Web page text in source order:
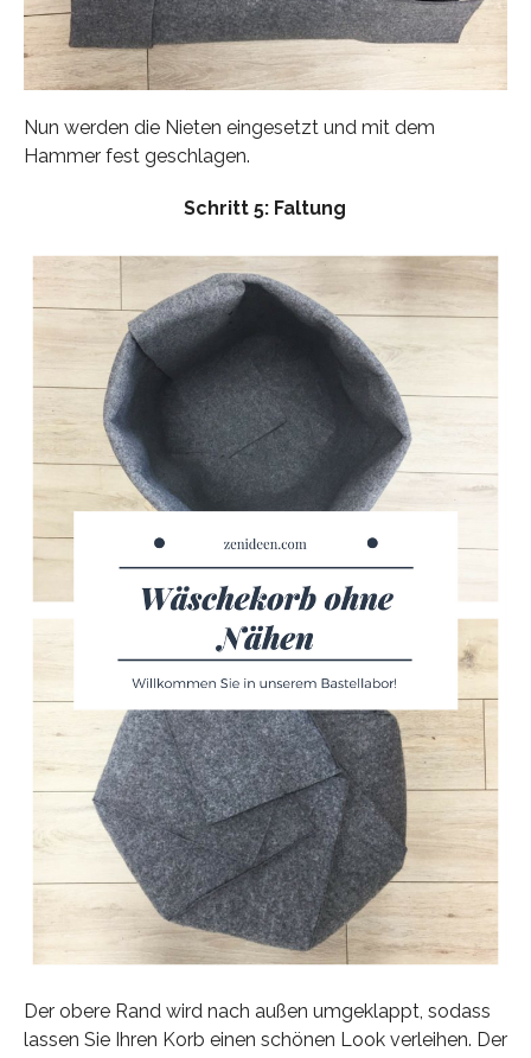
Nun werden die Nieten eingesetzt und mit dem
Hammer fest geschlagen.
Schritt 5: Faltung
Der obere Rand wird nach außen umgeklappt, sodass
lassen Sie Ihren Korb einen schönen Look verleihen. Der